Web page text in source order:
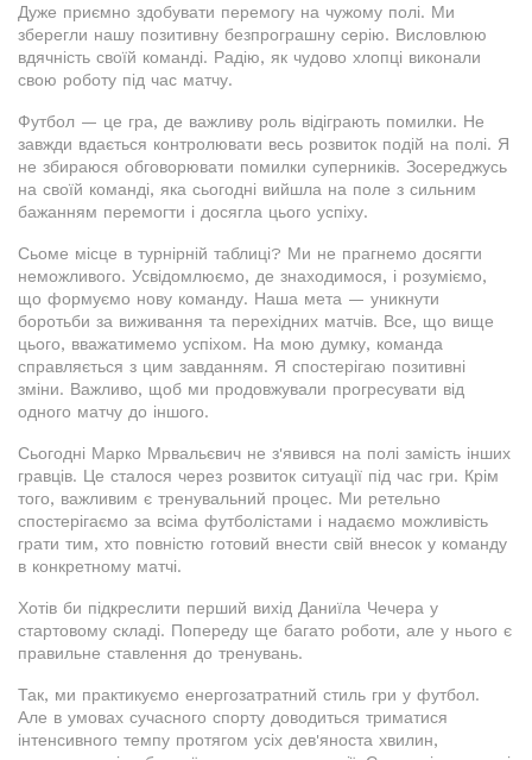
Дуже приємно здобувати перемогу на чужому полі. Ми
зберегли нашу позитивну безпрограшну серію. Висловлюю
вдячність своїй команді. Радію, як чудово хлопці виконали
свою роботу під час матчу.
Футбол — це гра, де важливу роль відіграють помилки. Не
завжди вдається контролювати весь розвиток подій на полі. Я
не збираюся обговорювати помилки суперників. Зосереджусь
на своїй команді, яка сьогодні вийшла на поле з сильним
бажанням перемогти і досягла цього успіху.
Сьоме місце в турнірній таблиці? Ми не прагнемо досягти
неможливого. Усвідомлюємо, де знаходимося, і розуміємо,
що формуємо нову команду. Наша мета — уникнути
боротьби за виживання та перехідних матчів. Все, що вище
цього, вважатимемо успіхом. На мою думку, команда
справляється з цим завданням. Я спостерігаю позитивні
зміни. Важливо, щоб ми продовжували прогресувати від
одного матчу до іншого.
Сьогодні Марко Мрвальєвич не з'явився на полі замість інших
гравців. Це сталося через розвиток ситуації під час гри. Крім
того, важливим є тренувальний процес. Ми ретельно
спостерігаємо за всіма футболістами і надаємо можливість
грати тим, хто повністю готовий внести свій внесок у команду
в конкретному матчі.
Хотів би підкреслити перший вихід Даниїла Чечера у
стартовому складі. Попереду ще багато роботи, але у нього є
правильне ставлення до тренувань.
Так, ми практикуємо енергозатратний стиль гри у футбол.
Але в умовах сучасного спорту доводиться триматися
інтенсивного темпу протягом усіх дев'яноста хвилин,